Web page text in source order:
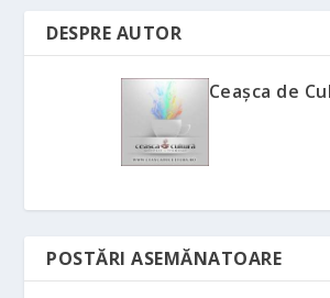
DESPRE AUTOR
Ceașca de
POSTĂRI ASEMĂNATOARE